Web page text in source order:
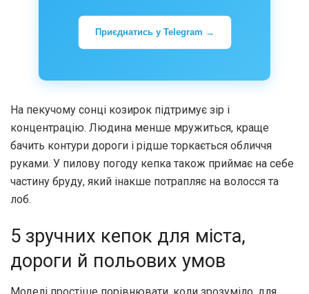
Приєднатись у Telegram →
На пекучому сонці козирок підтримує зір і
концентрацію. Людина менше мружиться, краще
бачить контури дороги і рідше торкається обличчя
руками. У пилову погоду кепка також приймає на себе
частину бруду, який інакше потрапляє на волосся та
лоб.
5 зручних кепок для міста,
дороги й польових умов